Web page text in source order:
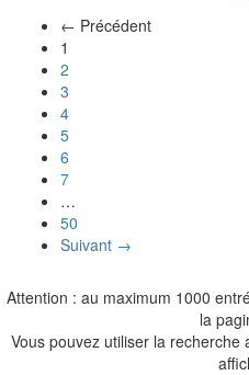
← Précédent
1
2
3
4
5
6
7
…
50
Suivant →
Attention : au maximum 1000
la
Vous pouvez utiliser la